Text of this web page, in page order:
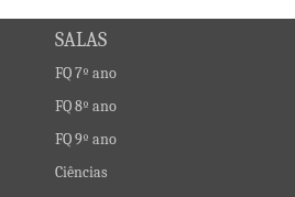
SALAS
FQ 7º ano
FQ 8º ano
FQ 9º ano
Ciências